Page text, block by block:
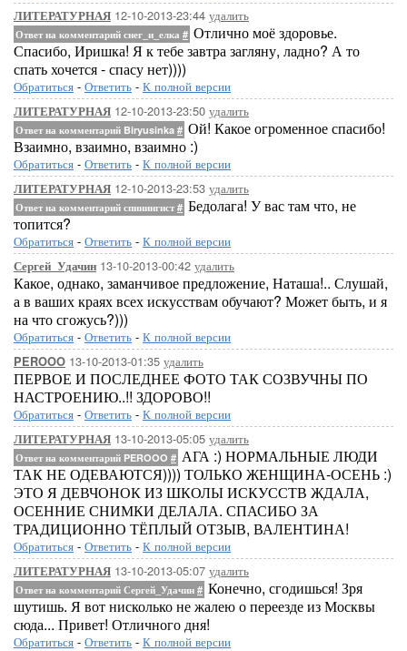
ЛИТЕРАТУРНАЯ 12-10-2013-23:44 удалить
Ответ на комментарий снег_и_елка # Отлично моё здоровье.
Спасибо, Иришка! Я к тебе завтра загляну, ладно? А то
спать хочется - спасу нет))))
Обратиться - Ответить - К полной версии
ЛИТЕРАТУРНАЯ 12-10-2013-23:50 удалить
Ответ на комментарий Biryusinka # Ой! Какое огроменное спасибо!
Взаимно, взаимно, взаимно :)
Обратиться - Ответить - К полной версии
ЛИТЕРАТУРНАЯ 12-10-2013-23:53 удалить
Ответ на комментарий спинингист# Бедолага! У вас там что, не
топится?
Обратиться - Ответить - К полной версии
Сергей_Удачин 13-10-2013-00:42 удалить
Какое, однако, заманчивое предложение, Наташа!.. Слушай,
а в ваших краях всех искусствам обучают? Может быть, и я
на что сгожусь?)))
Обратиться - Ответить - К полной версии
PEROOO 13-10-2013-01:35 удалить
ПЕРВОЕ И ПОСЛЕДНЕЕ ФОТО ТАК СОЗВУЧНЫ ПО
НАСТРОЕНИЮ..!! ЗДОРОВО!!
Обратиться - Ответить - К полной версии
ЛИТЕРАТУРНАЯ 13-10-2013-05:05 удалить
Ответ на комментарий PEROOO # АГА :) НОРМАЛЬНЫЕ ЛЮДИ
ТАК НЕ ОДЕВАЮТСЯ)))) ТОЛЬКО ЖЕНЩИНА-ОСЕНЬ :)
ЭТО Я ДЕВЧОНОК ИЗ ШКОЛЫ ИСКУССТВ ЖДАЛА,
ОСЕННИЕ СНИМКИ ДЕЛАЛА. СПАСИБО ЗА
ТРАДИЦИОННО ТЁПЛЫЙ ОТЗЫВ, ВАЛЕНТИНА!
Обратиться - Ответить - К полной версии
ЛИТЕРАТУРНАЯ 13-10-2013-05:07 удалить
Ответ на комментарий Сергей_Удачин # Конечно, сгодишься! Зря
шутишь. Я вот нисколько не жалею о переезде из Москвы
сюда... Привет! Отличного дня!
Обратиться - Ответить - К полной версии